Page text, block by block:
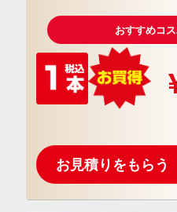
おすすめコ
お見積りをもらう